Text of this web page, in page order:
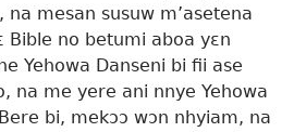
mesan susuw m’asetena
Bible no betumi aboa yɛn
Yehowa Danseni bi fii ase
na me yere ani nnye Yehowa
bi, mekɔɔ wɔn nhyiam, na